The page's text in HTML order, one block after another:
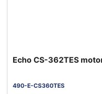
Echo CS-362TES
490-E-CS360TES